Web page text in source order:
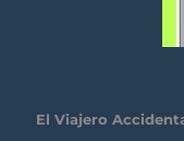
El Viajero